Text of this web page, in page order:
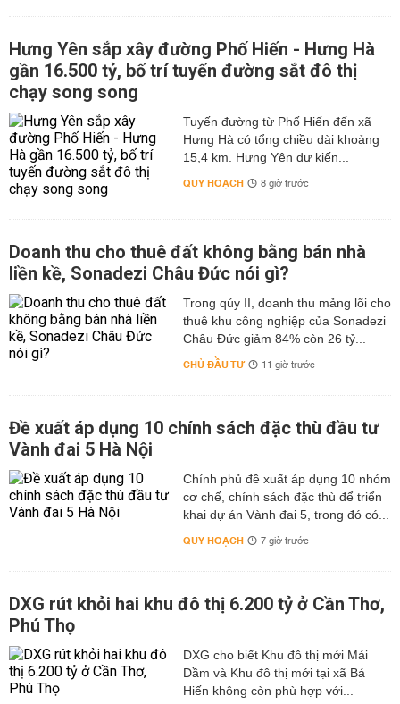
Hưng Yên sắp xây đường Phố Hiến - Hưng Hà
gần 16.500 tỷ, bố trí tuyến đường sắt đô thị
chạy song song
Tuyến đường từ Phố Hiến đến xã
Hưng Hà có tổng chiều dài khoảng
15,4 km. Hưng Yên dự kiến...
QUY HOẠCH 8 giờ trước
Doanh thu cho thuê đất không bằng bán nhà
liền kề, Sonadezi Châu Đức nói gì?
Trong qúy II, doanh thu mảng lõi cho
thuê khu công nghiệp của Sonadezi
Châu Đức giảm 84% còn 26 tỷ...
CHỦ ĐẦU TƯ 11 giờ trước
Đề xuất áp dụng 10 chính sách đặc thù đầu tư
Vành đai 5 Hà Nội
Chính phủ đề xuất áp dụng 10 nhóm
cơ chế, chính sách đặc thù để triển
khai dự án Vành đai 5, trong đó có...
QUY HOẠCH 7 giờ trước
DXG rút khỏi hai khu đô thị 6.200 tỷ ở Cần Thơ,
Phú Thọ
DXG cho biết Khu đô thị mới Mái
Dầm và Khu đô thị mới tại xã Bá
Hiến không còn phù hợp với...